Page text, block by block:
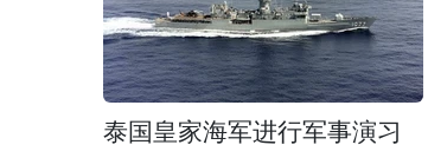
泰国皇家海军进行军事演习